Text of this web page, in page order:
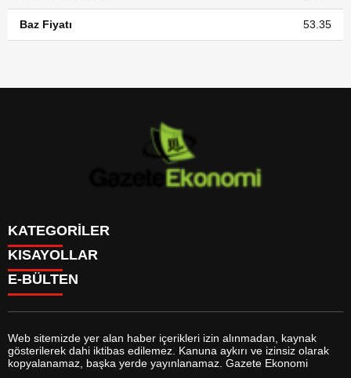
Baz Fiyatı 53.35
KATEGORİLER
GÜNDEM
DÜNYA
SİYASET
MAGAZİN
SAĞLIK
EĞİTİM
YAŞAM
KISAYOLLAR
BURÇLAR
FİKSTÜR
FİRMA EKLE
FİRMA REHBERİ
E-BÜLTEN
gazeteekonomi.com e-bültenine abone olarak, tarafınıza haber,
Web sitemizde yer alan haber içerikleri izin alınmadan, kaynak
gösterilerek dahi iktibas edilemez. Kanuna aykırı ve izinsiz olarak
kopyalanamaz, başka yerde yayınlanamaz. Gazete Ekonomi